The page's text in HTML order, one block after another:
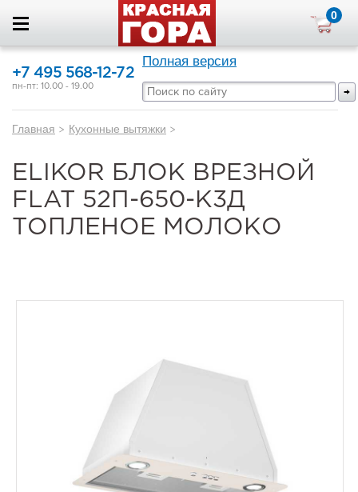
0
+7 495 568-12-72
пн-пт: 10.00 - 19.00
Полная версия
Главная > Кухонные вытяжки >
ELIKOR БЛОК ВРЕЗНОЙ
FLAT 52П-650-К3Д
ТОПЛЕНОЕ МОЛОКО